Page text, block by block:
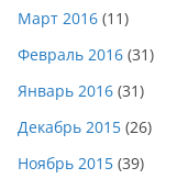
Март 2016 (11)
Февраль 2016 (31)
Январь 2016 (31)
Декабрь 2015 (26)
Ноябрь 2015 (39)